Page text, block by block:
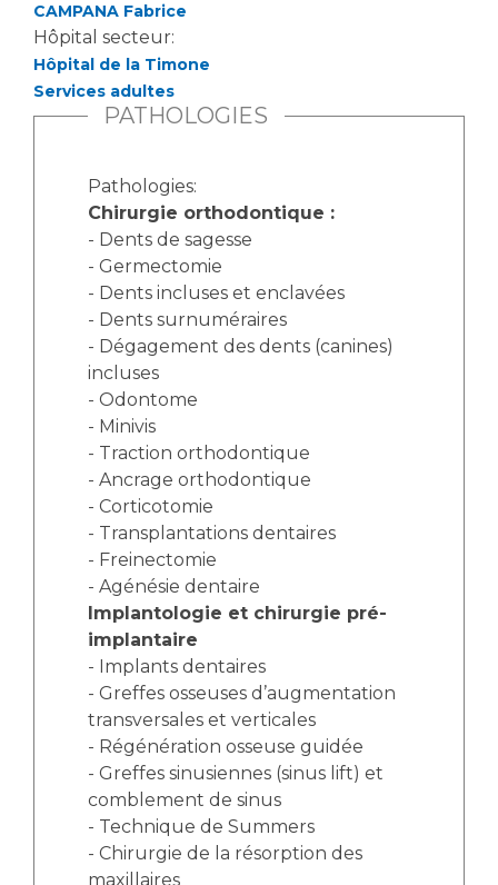
Nos indicateurs qualité et de sécurité des soins
Protection des données
Sécurité
Les recherches en santé à l’AP-HM
Lieu de santé sans tabac
CAMPANA Fabrice
Hôpital secteur:
Hôpital de la Timone
Services adultes
PATHOLOGIES
Pathologies:
Chirurgie orthodontique :
- Dents de sagesse
- Germectomie
- Dents incluses et enclavées
- Dents surnuméraires
- Dégagement des dents (canines)
incluses
- Odontome
- Minivis
- Traction orthodontique
- Ancrage orthodontique
- Corticotomie
- Transplantations dentaires
- Freinectomie
- Agénésie dentaire
Implantologie et chirurgie pré-
implantaire
- Implants dentaires
- Greffes osseuses d’augmentation
transversales et verticales
- Régénération osseuse guidée
- Greffes sinusiennes (sinus lift) et
comblement de sinus
- Technique de Summers
- Chirurgie de la résorption des
maxillaires